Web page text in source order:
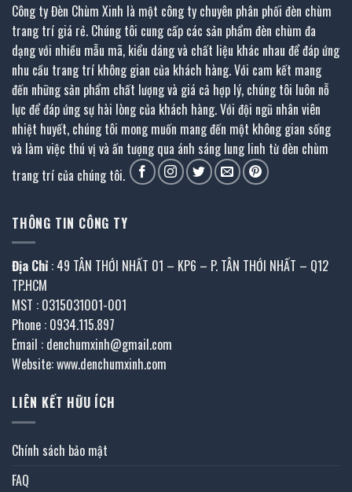
Công ty Đèn Chùm Xinh là một công ty chuyên phân phối đèn chùm
trang trí giá rẻ. Chúng tôi cung cấp các sản phẩm đèn chùm đa
dạng với nhiều mẫu mã, kiểu dáng và chất liệu khác nhau để đáp ứng
nhu cầu trang trí không gian của khách hàng. Với cam kết mang
đến những sản phẩm chất lượng và giá cả hợp lý, chúng tôi luôn nỗ
lực để đáp ứng sự hài lòng của khách hàng. Với đội ngũ nhân viên
nhiệt huyết, chúng tôi mong muốn mang đến một không gian sống
và làm việc thú vị và ấn tượng qua ánh sáng lung linh từ đèn chùm
trang trí của chúng tôi.
THÔNG TIN CÔNG TY
Địa Chỉ : 49 TÂN THỚI NHẤT 01 – KP6 – P. TÂN THỚI NHẤT – Q12
TP.HCM
MST : 0315031001-001
Phone : 0934.115.897
Email : denchumxinh@gmail.com
Website: www.denchumxinh.com
LIÊN KẾT HỮU ÍCH
Chính sách bảo mật
FAQ